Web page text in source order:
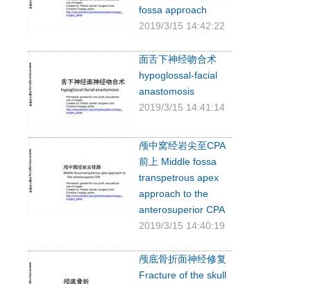
fossa approach
2019/3/15 14:42:22
面舌下神经吻合术
hypoglossal-facial
anastomosis
2019/3/15 14:41:14
颅中窝经岩尖至CPA
前上 Middle fossa
transpetrous apex
approach to the
anterosuperior CPA
2019/3/15 14:40:19
颅底骨折面神经修复
Fracture of the skull